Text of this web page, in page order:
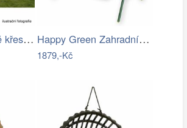
Stojan na závěsné křeslo HAKI Tempo… Happy Green Zahradní houpačka Stripy II
1879,-Kč